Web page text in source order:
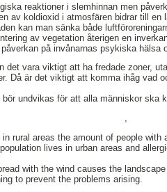
reaktioner i slemhinnan men
av koldioxid i atmosfären bidrar till
kan man sänka både
av vegetation återigen en
på invånarnas psykiska hälsa
det vara viktigt att ha fredade zoner,
Då är det viktigt att komma ihåg vad
undvikas för att alla människor ska
,
rural areas the amount of people
lives in urban areas and
with the wind causes the
to prevent the problems arising.